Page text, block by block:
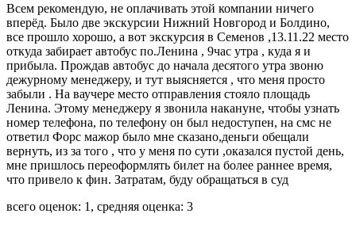
Всем рекомендую, не оплачивать этой компании ничего
вперёд. Было две экскурсии Нижний Новгород и Болдино,
все прошло хорошо, а вот экскурсия в Семенов ,13.11.22 место
откуда забирает автобус по.Ленина , 9час утра , куда я и
прибыла. Прождав автобус до начала десятого утра звоню
дежурному менеджеру, и тут выясняется , что меня просто
забыли . На ваучере место отправления стояло площадь
Ленина. Этому менеджеру я звонила накануне, чтобы узнать
номер телефона, по телефону он был недоступен, на смс не
ответил Форс мажор было мне сказано,деньги обещали
вернуть, из за того , что у меня по сути ,оказался пустой день,
мне пришлось переоформлять билет на более раннее время,
что привело к фин. Затратам, буду обращаться в суд
всего оценок: 1, средняя оценка: 3